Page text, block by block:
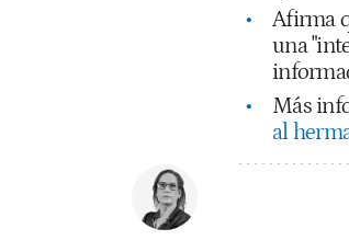
Afirma
una
Más
al